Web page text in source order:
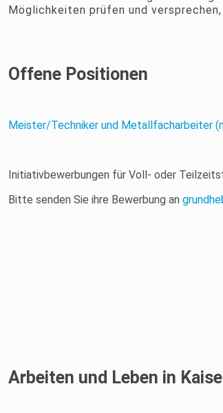
Möglichkeiten prüfen und
Offene Positionen
Meister/Techniker und Metallfacharbeiter
Initiativbewerbungen für Voll- oder
Bitte senden Sie ihre Bewerbung an
Arbeiten und Leben in